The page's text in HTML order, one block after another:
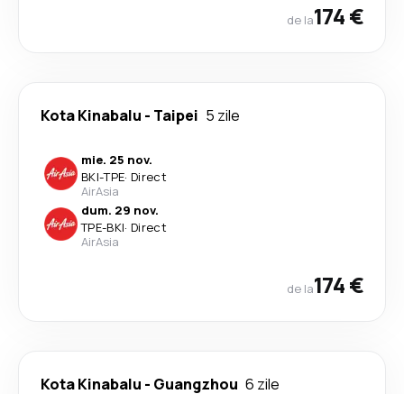
de la174 €
Kota Kinabalu - Taipei 5 zile
mie. 25 nov.
BKI-TPE· Direct
AirAsia
dum. 29 nov.
TPE-BKI· Direct
AirAsia
de la174 €
Kota Kinabalu - Guangzhou 6 zile